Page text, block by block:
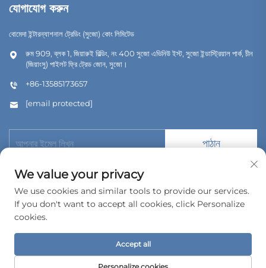
যোগাযোগ করুন
বোমেদা ইন্টারন্যাশনাল ট্রেডিং (সুজো) কোং লিমিটেড
রুম 909, ব্লক 1, জিয়ারুই বিল্ডিং, নং 400 সুজো এভিনিউ ইস্ট, সুজো ইন্ডাস্ট্রিয়াল পার্ক, চীন
(জিয়াংসু) পাইলট ফ্রি ট্রেড জোন, সুজো।
+86-13585173657
[email protected]
পাঠান
কপিরাইট © 2026 বোমেদা ইন্টারন্যাশনাল ট্রেডিং (সুজৌ) কোং, লিমিটেড। সর্বস্বত্ব সংরক্ষিত।
গোপনীয়তা নীতি
We value your privacy
We use cookies and similar tools to provide our services.
If you don't want to accept all cookies, click Personalize
cookies.
Accept all